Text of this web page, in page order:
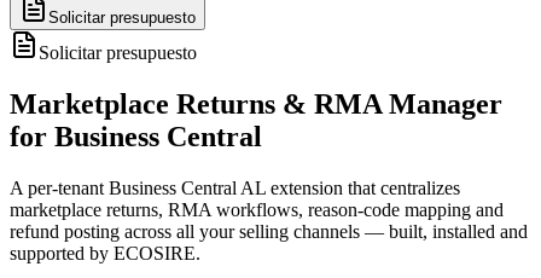
Solicitar presupuesto
Solicitar presupuesto
Marketplace Returns & RMA Manager
for Business Central
A per-tenant Business Central AL extension that centralizes
marketplace returns, RMA workflows, reason-code mapping and
refund posting across all your selling channels — built, installed and
supported by ECOSIRE.